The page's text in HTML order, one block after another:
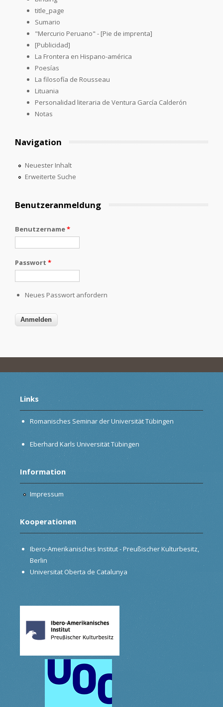
title_page
Sumario
"Mercurio Peruano" - [Pie de imprenta]
[Publicidad]
La Frontera en Hispano-américa
Poesías
La filosofía de Rousseau
Lituania
Personalidad literaria de Ventura García Calderón
Notas
Navigation
Neuester Inhalt
Erweiterte Suche
Benutzeranmeldung
Benutzername*
Passwort *
Neues Passwort anfordern
Links
Romanisches Seminar der Universität Tübingen
Eberhard Karls Universität Tübingen
Information
Impressum
Kooperationen
Ibero-Amerikanisches Institut - Preußischer Kulturbesitz,
Berlin
Universitat Oberta de Catalunya